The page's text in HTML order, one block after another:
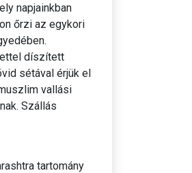
napjainkban
őrzi az egykori
díszített
sétával érjük el
vallási
Szállás
tartomány